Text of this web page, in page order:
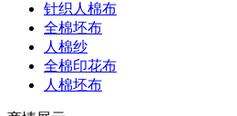
针织人棉布
全棉坯布
人棉纱
全棉印花布
人棉坯布